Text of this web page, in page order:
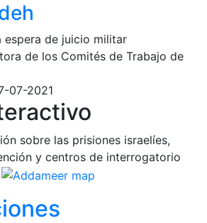
espera de juicio militar
de los Comités de Trabajo de
07-2021
sobre las prisiones israelíes,
y centros de interrogatorio